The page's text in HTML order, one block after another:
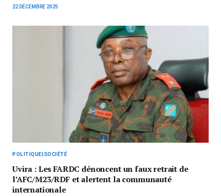
22 DÉCEMBRE 2025
POLITIQUE|SOCIÉTÉ
Uvira : Les FARDC dénoncent un faux retrait de
l’AFC/M23/RDF et alertent la communauté
internationale